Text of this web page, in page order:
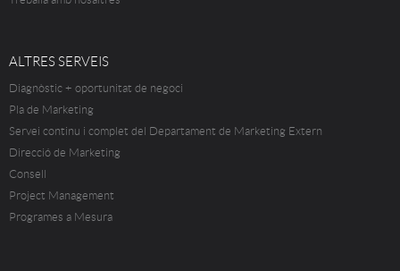
ALTRES SERVEIS
Diagnòstic + oportunitat de negoci
Pla de Marketing
Servei continu i complet del Departament de Marketing Extern
Direcció de Marketing
Consell
Project Management
Programes a Mesura